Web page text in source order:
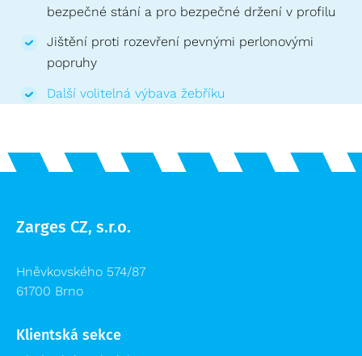
bezpečné stání a pro bezpečné držení v profilu
Jištění proti rozevření pevnými perlonovými
popruhy
Další volitelná výbava žebříku
Zarges CZ, s.r.o.
Hněvkovského 574/87
61700 Brno
Klientská sekce